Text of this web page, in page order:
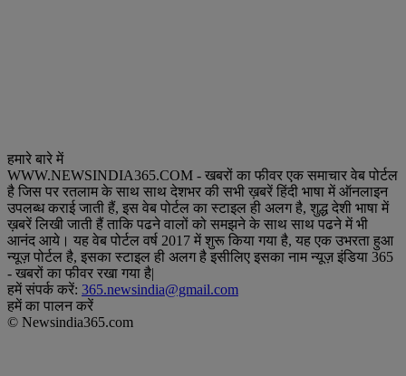
हमारे बारे में
WWW.NEWSINDIA365.COM - खबरों का फीवर एक समाचार वेब पोर्टल
है जिस पर रतलाम के साथ साथ देशभर की सभी ख़बरें हिंदी भाषा में ऑनलाइन
उपलब्ध कराई जाती हैं, इस वेब पोर्टल का स्टाइल ही अलग है, शुद्ध देशी भाषा में
ख़बरें लिखी जाती हैं ताकि पढने वालों को समझने के साथ साथ पढने में भी
आनंद आये। यह वेब पोर्टल वर्ष 2017 में शुरू किया गया है, यह एक उभरता हुआ
न्यूज़ पोर्टल है, इसका स्टाइल ही अलग है इसीलिए इसका नाम न्यूज़ इंडिया 365
- खबरों का फीवर रखा गया है|
हमें संपर्क करें: 365.newsindia@gmail.com
हमें का पालन करें
© Newsindia365.com